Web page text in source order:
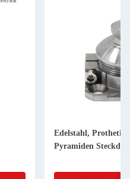
Edelstahl,
Pyramiden